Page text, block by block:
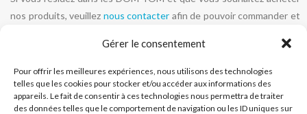
Gérer le consentement
Pour offrir les meilleures expériences, nous utilisons des technologies
telles que les cookies pour stocker et/ou accéder aux informations des
appareils. Le fait de consentir à ces technologies nous permettra de traiter
des données telles que le comportement de navigation ou les ID uniques sur
nos produits, veuillez nous contacter afin de pouvoir commander et
ODIMER 2024 - Tous droits réservés